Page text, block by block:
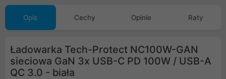
Opis Cechy Opinie Raty
Ładowarka Tech-Protect NC100W-GAN
sieciowa GaN 3x USB-C PD 100W / USB-A
QC 3.0 - biała